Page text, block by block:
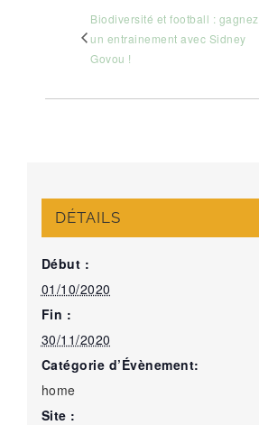
Biodiversité et football : gagnez
un entrainement avec Sidney
Govou !
DÉTAILS
Début :
01/10/2020
Fin :
30/11/2020
Catégorie d’Évènement:
home
Site :